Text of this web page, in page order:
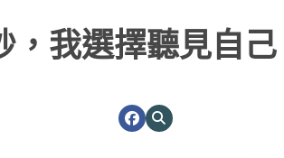
，我選擇聽見自己